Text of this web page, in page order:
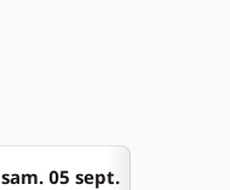
sam. 05 sept.